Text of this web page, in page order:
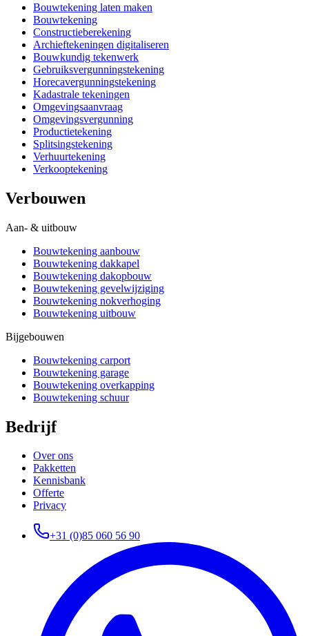
Bouwtekening laten maken
Bouwtekening
Constructieberekening
Archieftekeningen digitaliseren
Bouwkundig tekenwerk
Gebruiksvergunningstekening
Horecavergunningstekening
Kadastrale tekeningen
Omgevingsaanvraag
Omgevingsvergunning
Productietekening
Splitsingstekening
Verhuurtekening
Verkooptekening
Verbouwen
Aan- & uitbouw
Bouwtekening aanbouw
Bouwtekening dakkapel
Bouwtekening dakopbouw
Bouwtekening gevelwijziging
Bouwtekening nokverhoging
Bouwtekening uitbouw
Bijgebouwen
Bouwtekening carport
Bouwtekening garage
Bouwtekening overkapping
Bouwtekening schuur
Bedrijf
Over ons
Pakketten
Kennisbank
Offerte
Privacy
+31 (0)85 060 56 90